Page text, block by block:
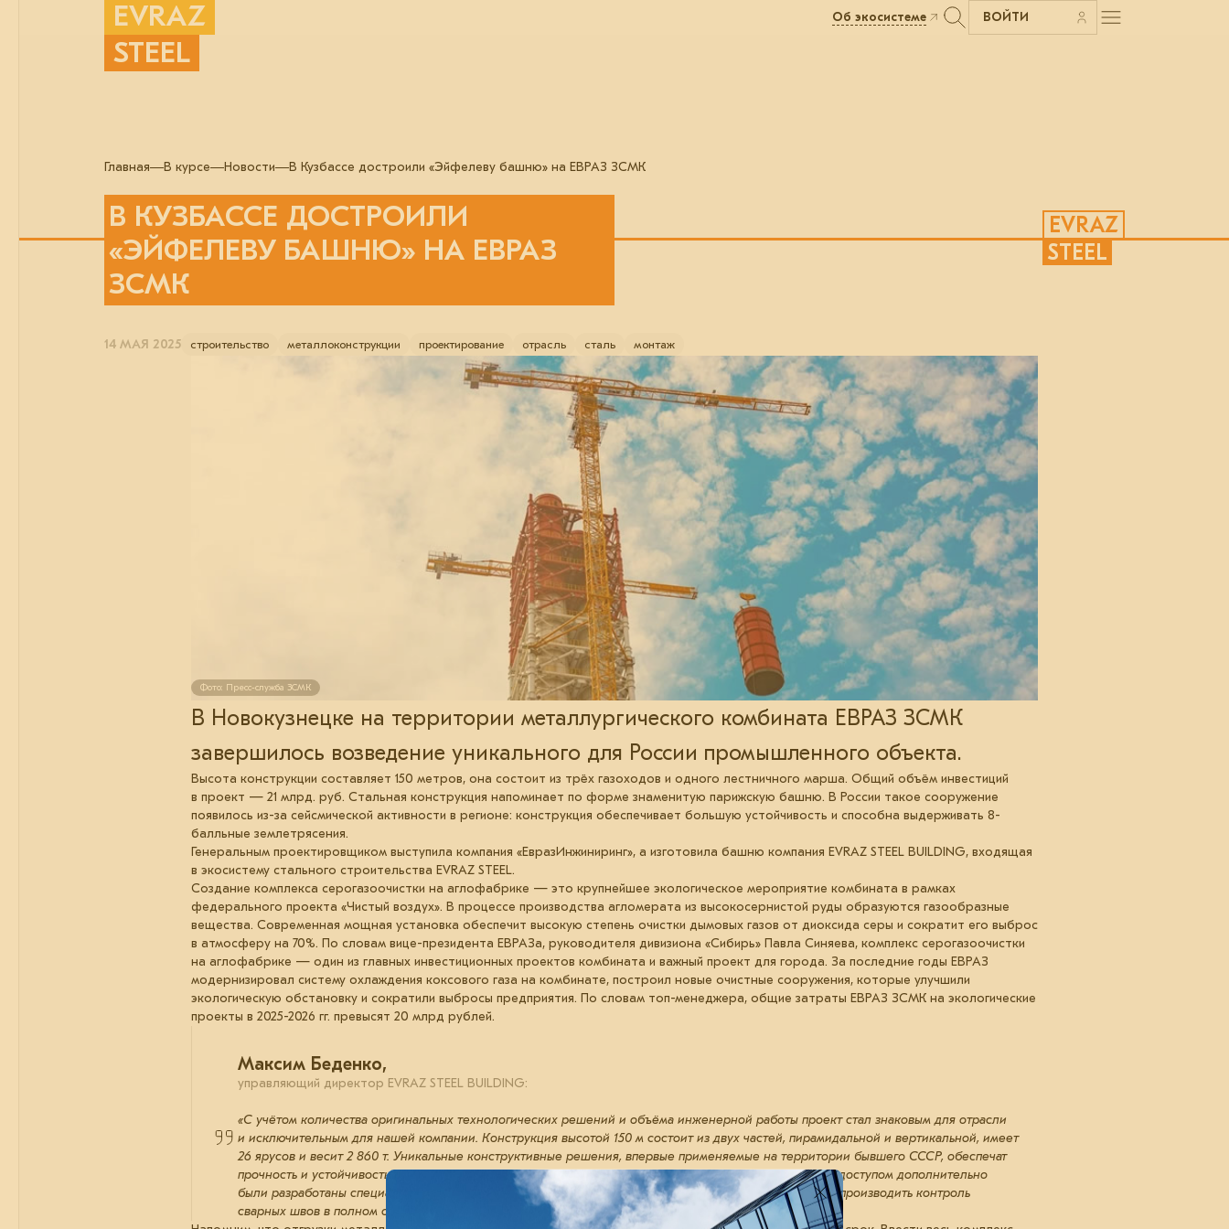
EVRAZ
STEEL
Об экосистеме ВОЙТИ
Главная В курсе Новости В Кузбассе достроили «Эйфелеву башню» на ЕВРАЗ ЗСМК
EVRAZ
STEEL
В КУЗБАССЕ ДОСТРОИЛИ
«ЭЙФЕЛЕВУ БАШНЮ» НА ЕВРАЗ
ЗСМК
14 МАЯ 2025 строительство металлоконструкции проектирование отрасль сталь монтаж
Фото: Пресс-служба ЗСМК
В Новокузнецке на территории металлургического комбината ЕВРАЗ ЗСМК
завершилось возведение уникального для России промышленного объекта.
Высота конструкции составляет 150 метров, она состоит из трёх газоходов и одного лестничного марша. Общий объём инвестиций
в проект — 21 млрд. руб. Стальная конструкция напоминает по форме знаменитую парижскую башню. В России такое сооружение
появилось из-за сейсмической активности в регионе: конструкция обеспечивает большую устойчивость и способна выдерживать 8-
балльные землетрясения.
Генеральным проектировщиком выступила компания «ЕвразИнжиниринг», а изготовила башню компания EVRAZ STEEL BUILDING, входящая
в экосистему стального строительства EVRAZ STEEL.
Создание комплекса серогазоочистки на аглофабрике — это крупнейшее экологическое мероприятие комбината в рамках
федерального проекта «Чистый воздух». В процессе производства агломерата из высокосернистой руды образуются газообразные
вещества. Современная мощная установка обеспечит высокую степень очистки дымовых газов от диоксида серы и сократит его выброс
в атмосферу на 70%. По словам вице-президента ЕВРАЗа, руководителя дивизиона «Сибирь» Павла Синяева, комплекс серогазоочистки
на аглофабрике — один из главных инвестиционных проектов комбината и важный проект для города. За последние годы ЕВРАЗ
модернизировал систему охлаждения коксового газа на комбинате, построил новые очистные сооружения, которые улучшили
экологическую обстановку и сократили выбросы предприятия. По словам топ-менеджера, общие затраты ЕВРАЗ ЗСМК на экологические
проекты в 2025-2026 гг. превысят 20 млрд рублей.
Максим Беденко,
управляющий директор EVRAZ STEEL BUILDING:
«С учётом количества оригинальных технологических решений и объёма инженерной работы проект стал знаковым для отрасли
и исключительным для нашей компании. Конструкция высотой 150 м состоит из двух частей, пирамидальной и вертикальной, имеет
26 ярусов и весит 2 860 т. Уникальные конструктивные решения, впервые применяемые на территории бывшего СССР, обеспечат
прочность и устойчивость башни. Для проведения неразрушающего контроля узлов с ограниченным доступом дополнительно
были разработаны специальные регламенты, так как действующие требования ГОСТов не позволяют производить контроль
сварных швов в полном объёме».